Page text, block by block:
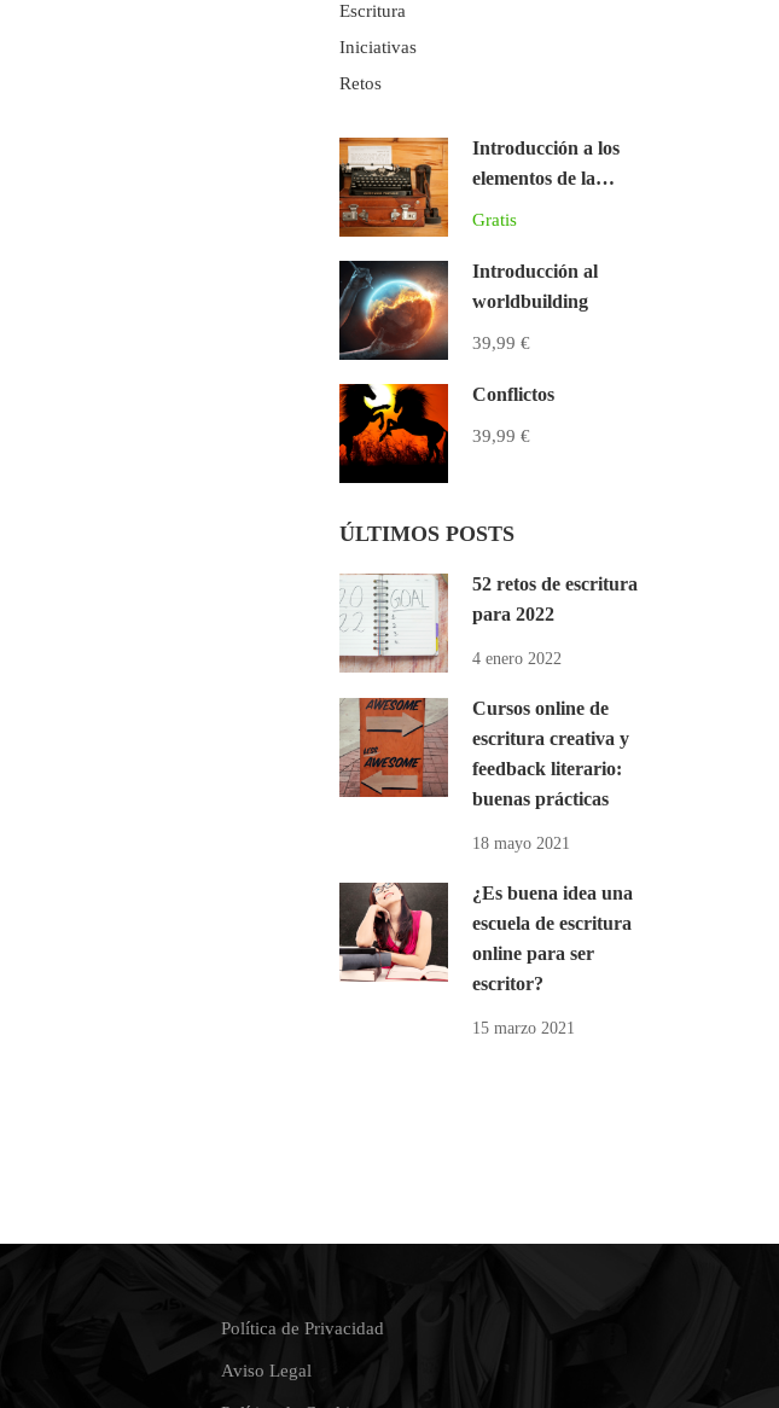
Escritura
Iniciativas
Retos
Introducción a los
elementos de la
Gratis
Introducción al
worldbuilding
39,99 €
Conflictos
39,99 €
ÚLTIMOS POSTS
52 retos de escritura
para 2022
4 enero 2022
Cursos online de
escritura creativa y
feedback literario:
buenas prácticas
18 mayo 2021
¿Es buena idea una
escuela de escritura
online para ser
escritor?
15 marzo 2021
Política de Privacidad
Aviso Legal